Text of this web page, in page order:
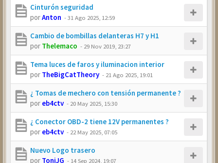
Cinturón seguridad
porAnton -31 Ago 2025, 12:59
Cambio de bombillas delanteras H7 y H1
por Thelemaco - 29 Nov 2019, 23:27
Tema luces de faros y iluminacion interior
por TheBigCatTheory - 21 Ago 2025, 19:01
¿ Tomas de mechero con tensión permanente ?
por eb4ctv - 20 May 2025, 15:30
¿ Conector OBD-2 tiene 12V permanentes ?
por eb4ctv - 22 May 2025, 07:05
Nuevo Logo trasero
por ToniJG - 14 Sep 2024, 19:07